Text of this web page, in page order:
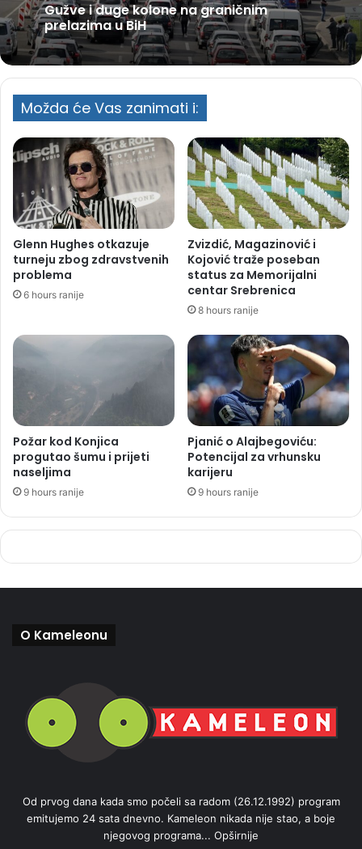
Gužve i duge kolone na graničnim
prelazima u BiH
Možda će Vas zanimati i:
Glenn Hughes otkazuje
turneju zbog zdravstvenih
problema
6 hours ranije
Zvizdić, Magazinović i
Kojović traže poseban
status za Memorijalni
centar Srebrenica
8 hours ranije
Požar kod Konjica
progutao šumu i prijeti
naseljima
9 hours ranije
Pjanić o Alajbegoviću:
Potencijal za vrhunsku
karijeru
9 hours ranije
O Kameleonu
Od prvog dana kada smo počeli sa radom (26.12.1992) program
emitujemo 24 sata dnevno. Kameleon nikada nije stao, a boje
njegovog programa... Opširnije